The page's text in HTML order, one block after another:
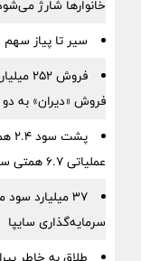
خانوارها شارژ
سیر تا پیاز سهم
فروش
فروش «دیران» به
عملیاتی ۶.۷ همتی سود ساخت
سرمایه‌گذاری سایپا